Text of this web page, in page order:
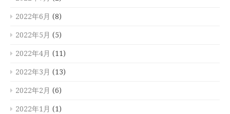
2022年6月 (8)
2022年5月 (5)
2022年4月 (11)
2022年3月 (13)
2022年2月 (6)
2022年1月 (1)